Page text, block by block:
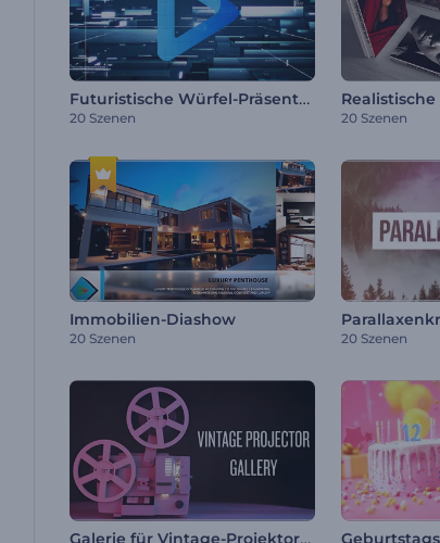
Futuristische Würfel-Präsentation
20 Szenen 20 Szenen
Immobilien-Diashow
20 Szenen 20 Szenen
Galerie für Vintage-Projektoren